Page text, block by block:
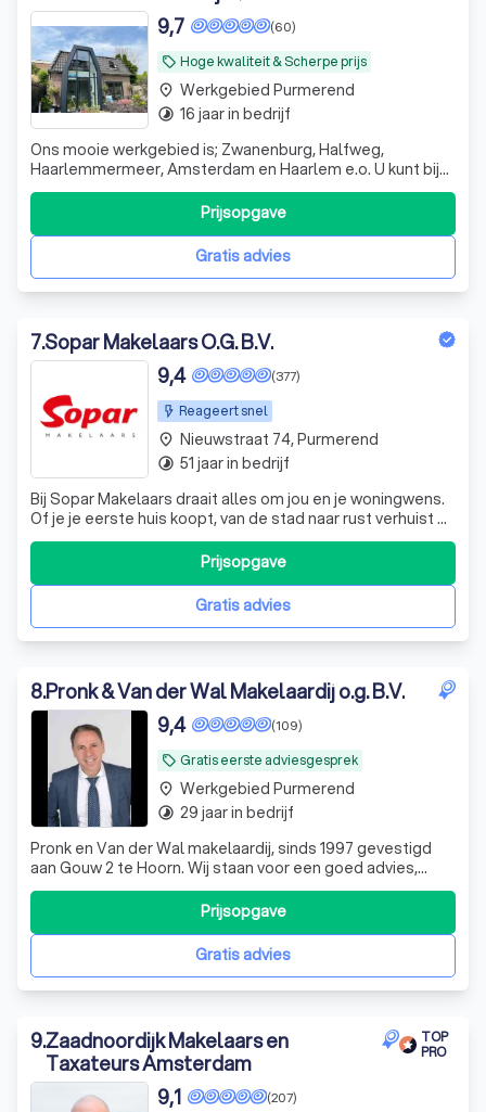
local_offer Hoge kwaliteit & Scherpe prijs
(60)
9,7
Ons mooie werkgebied is; Zwanenburg, Halfweg,
Haarlemmermeer, Amsterdam en Haarlem e.o. U kunt bij
ons NVM kantoor terecht voor; Een (NWWI) taxatie,
Verkoop, Aankoopservice of Verhuur.
Gratis advies
Prijsopgave
place Werkgebied Purmerend
timelapse 16 jaar in bedrijf
7.Sopar Makelaars O.G. B.V.
Reageert snel
(377)
9,4
Bij Sopar Makelaars draait alles om jou en je woningwens.
Of je je eerste huis koopt, van de stad naar rust verhuist of
een nieuwbouwwoning zoekt: wij begeleiden je stap voor
& Waterland door en door. Ons hechte team staat altijd
klaar met ee
Gratis advies
Prijsopgave
place Nieuwstraat 74, Purmerend
timelapse 51 jaar in bedrijf
8.Pronk & Van der Wal Makelaardij o.g. B.V.
local_offer Gratis eerste adviesgesprek
(109)
9,4
Pronk en Van der Wal makelaardij, sinds 1997 gevestigd
aan Gouw 2 te Hoorn. Wij staan voor een goed advies,
kwaliteit, goede service en een persoonlijke benadering.
Gratis advies
Prijsopgave
place Werkgebied Purmerend
timelapse 29 jaar in bedrijf
9.Zaadnoordijk Makelaars en
Taxateurs Amsterdam
TOP
PRO
(207)
9,1